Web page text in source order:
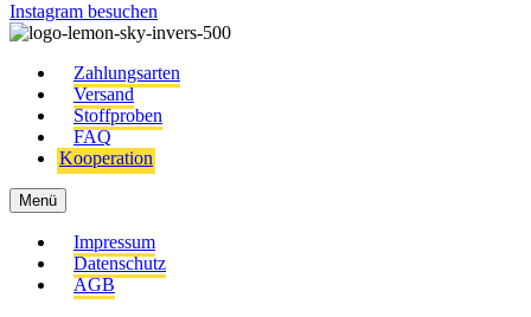
Instagram besuchen
Zahlungsarten
Versand
Stoffproben
FAQ
Kooperation
Menü
Impressum
Datenschutz
AGB